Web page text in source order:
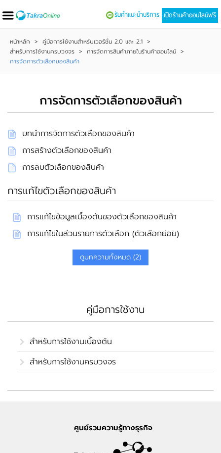
เปิดร้านค้าออนไลน์ฟรี
รับคำแนะนำบริการ
หน้าหลัก > คู่มือการใช้งานสำหรับเวอร์ชั่น 2.0 และ 2.1 >
สำหรับการใช้งานครบวงจร > การจัดการสินค้าภายในร้านค้าออนไลน์ >
การจัดการตัวเลือกของสินค้า
การจัดการตัวเลือกของสินค้า
บทนำการจัดการตัวเลือกของสินค้า
การสร้างตัวเลือกของสินค้า
การลบตัวเลือกของสินค้า
การแก้ไขตัวเลือกของสินค้า
การแก้ไขข้อมูลเบื้องต้นของตัวเลือกของสินค้า
การแก้ไขในส่วนรายการตัวเลือก (ตัวเลือกย่อย)
ดูบทความทั้งหมด (2)
คู่มือการใช้งาน
สำหรับการใช้งานเบื้องต้น
สำหรับการใช้งานครบวงจร
ศูนย์รวมความรู้ทางธุรกิจ